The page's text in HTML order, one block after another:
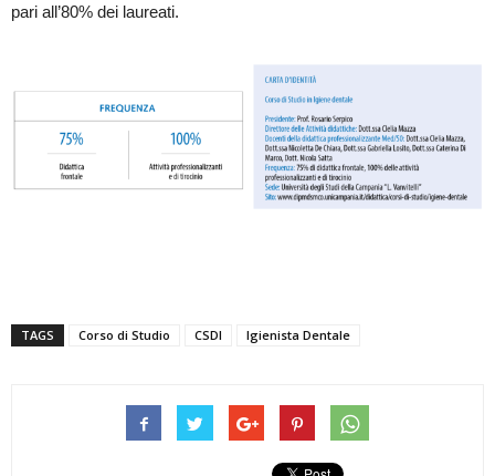
pari all’80% dei laureati.
TAGS Corso di Studio CSDI Igienista Dentale